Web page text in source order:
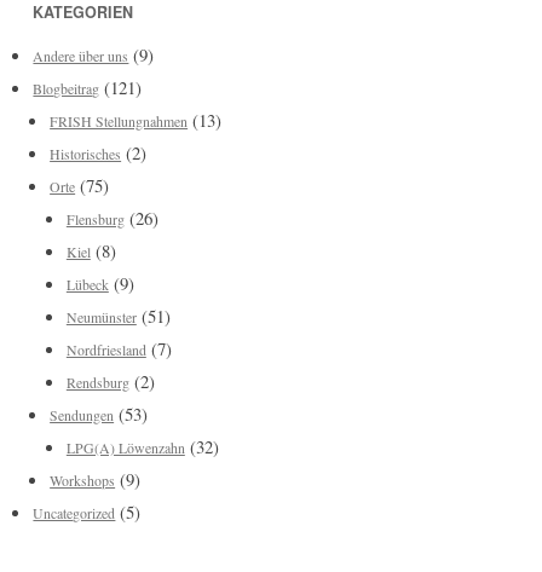
KATEGORIEN
Andere über uns (9)
Blogbeitrag (121)
FRISH Stellungnahmen (13)
Historisches (2)
Orte (75)
Flensburg(26)
Kiel(8)
Lübeck(9)
Neumünster(51)
Nordfriesland(7)
Rendsburg(2)
Sendungen (53)
LPG(A) Löwenzahn(32)
Workshops (9)
Uncategorized (5)